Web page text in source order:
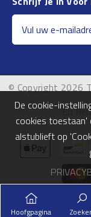
© Copyright 2026
En
Hoofgpagina
De cookie-
cookies toestaan'
alstublieft op